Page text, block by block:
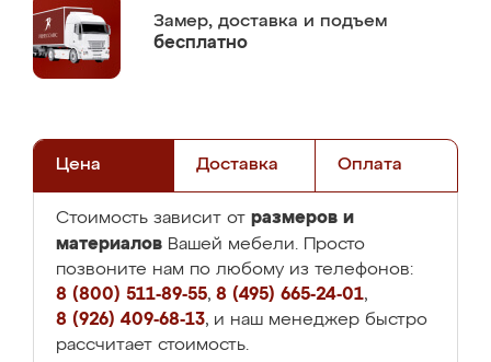
Замер, доставка и подъем
бесплатно
Цена Доставка Оплата
Стоимость зависит от размеров и
материалов Вашей мебели. Просто
позвоните нам по любому из телефонов:
8 (800) 511-89-55, 8 (495) 665-24-01,
8 (926) 409-68-13, и наш менеджер быстро
рассчитает стоимость.